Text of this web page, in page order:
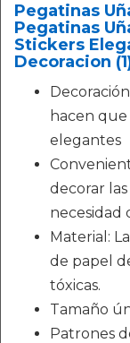
Pegatinas
Pegatinas
Stickers
Decoracion
hacen que
elegantes
decorar
necesidad
Material:
de papel
tóxicas.
Tamaño
Patrones